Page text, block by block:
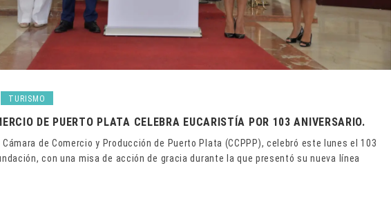
TURISMO
DE PUERTO PLATA CELEBRA EUCARISTÍA POR 103 ANIVERSARIO.
Cámara de Comercio y Producción de Puerto Plata (CCPPP), celebró este lunes el 103
con una misa de acción de gracia durante la que presentó su nueva línea